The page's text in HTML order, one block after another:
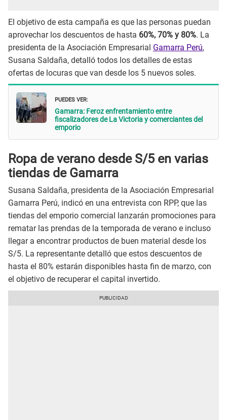
El objetivo de esta campaña es que las personas puedan
aprovechar los descuentos de hasta 60%, 70% y 80%. La
presidenta de la Asociación Empresarial Gamarra Perú,
Susana Saldaña, detalló todos los detalles de estas
ofertas de locuras que van desde los 5 nuevos soles.
PUEDES VER:
Gamarra: Feroz enfrentamiento entre
fiscalizadores de La Victoria y comerciantes del
emporio
Ropa de verano desde S/5 en varias
tiendas de Gamarra
Susana Saldaña, presidenta de la Asociación Empresarial
Gamarra Perú, indicó en una entrevista con RPP, que las
tiendas del emporio comercial lanzarán promociones para
rematar las prendas de la temporada de verano e incluso
llegar a encontrar productos de buen material desde los
S/5. La representante detalló que estos descuentos de
hasta el 80% estarán disponibles hasta fin de marzo, con
el objetivo de recuperar el capital invertido.